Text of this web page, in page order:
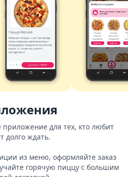
приложение для тех, кто любит
долго ждать.
из меню, оформляйте заказ
горячую пиццу с большим